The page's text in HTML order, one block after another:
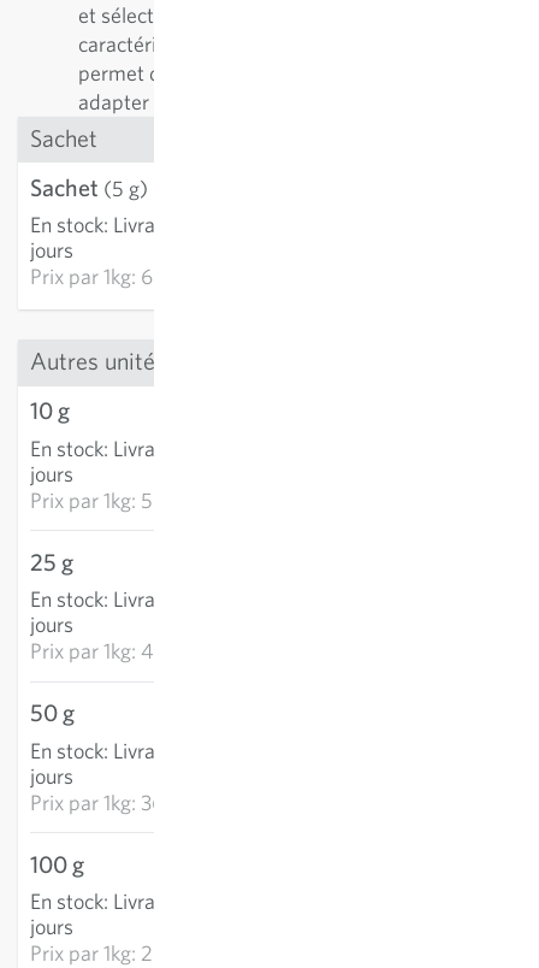
et sélectionnées en fonction de leurs
caractéristiques positives. Cette démarche
permet de les améliorer continuellement et de les
adapter aux conditions de culture.
Sachet
Sachet (5 g)
En stock: Livraison 3-5
jours
Prix par1kg: 660,00 €
Autres unités
10 g
En stock: Livraison 3-5
jours
Prix par1kg: 566,50 €
25 g
En stock: Livraison 3-5
jours
Prix par1kg: 457,60 €
50 g
En stock: Livraison 3-5
jours
Prix par1kg: 364,10 €
100 g
En stock: Livraison 3-5
jours
Prix par1kg: 289,85 €